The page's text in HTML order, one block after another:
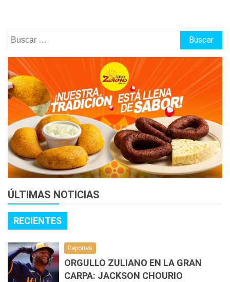
Buscar:
ÚLTIMAS NOTICIAS
RECIENTES
Deportes
ORGULLO ZULIANO EN LA GRAN
CARPA: JACKSON CHOURIO